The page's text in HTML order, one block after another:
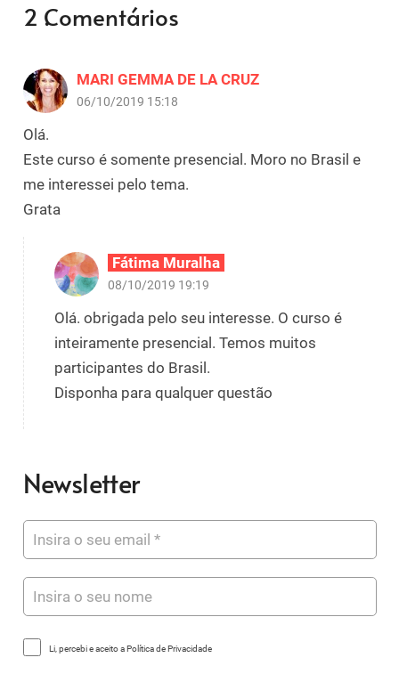
2 Comentários
.
MARI GEMMA DE LA CRUZ
06/10/2019 15:18
Olá.
Este curso é somente presencial. Moro no Brasil e
me interessei pelo tema.
Grata
Fátima Muralha
08/10/2019 19:19
Olá. obrigada pelo seu interesse. O curso é
inteiramente presencial. Temos muitos
participantes do Brasil.
Disponha para qualquer questão
Newsletter
Li, percebi e aceito a Política de Privacidade